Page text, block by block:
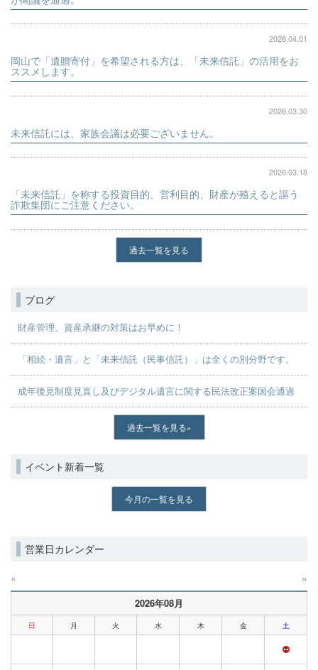
2026.04.01
岡山で「遺贈寄付」を希望される方は、「未来信託」の活用をお
ススメします。
2026.03.30
未来信託には、家族会議は必要ございません。
2026.03.18
「未来信託」を称する投資目的、営利目的、財産が殖えると謳う
詐欺集団にご注意ください。
過去一覧を見る
ブログ
財産管理、資産承継の対策はお早めに！
「相続・遺言」と「未来信託（民事信託）」は全くの別分野です。
成年後見制度見直し及びデジタル遺言に関する民法改正案国会通過
過去一覧を見る
イベント新着一覧
今月の一覧を見る
営業日カレンダー
« »
2026年08月
日 月 火 水 木 金 土
1